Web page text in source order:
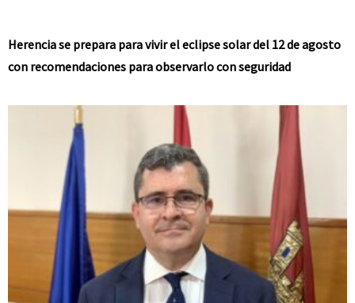
Herencia se prepara para vivir el eclipse solar del 12 de agosto
con recomendaciones para observarlo con seguridad